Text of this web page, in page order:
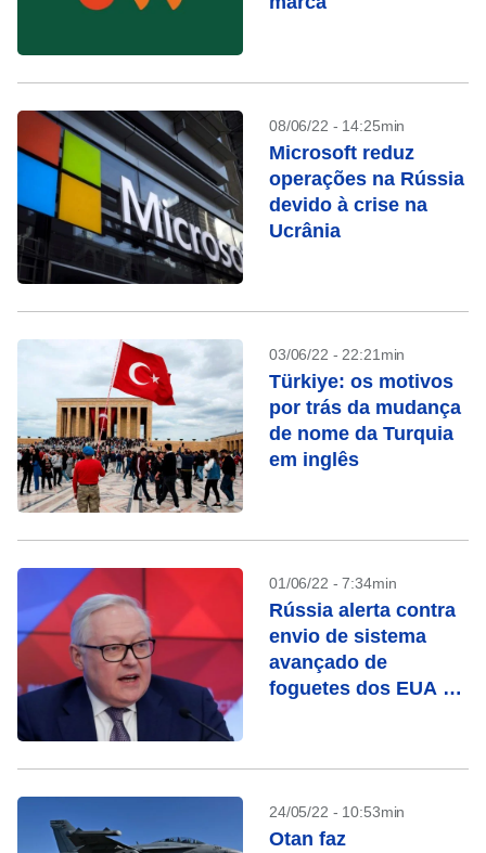
08/06/22 - 14:25min
Microsoft reduz
operações na Rússia
devido à crise na
Ucrânia
03/06/22 - 22:21min
Türkiye: os motivos
por trás da mudança
de nome da Turquia
em inglês
01/06/22 - 7:34min
Rússia alerta contra
envio de sistema
avançado de
foguetes dos EUA à
24/05/22 - 10:53min
Otan faz